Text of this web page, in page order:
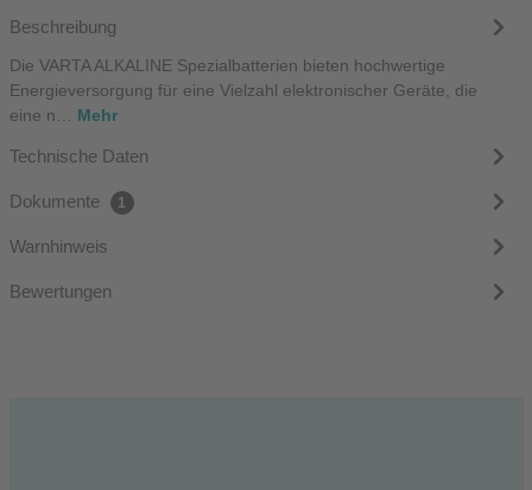
Beschreibung
Die VARTA ALKALINE Spezialbatterien bieten hochwertige
Energieversorgung für eine Vielzahl elektronischer Geräte, die
eine n… Mehr
Technische Daten
Dokumente 1
Warnhinweis
Bewertungen